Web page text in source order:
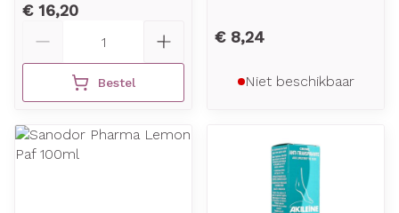
€ 16,20
Bestel
€ 8,24
Niet beschikbaar